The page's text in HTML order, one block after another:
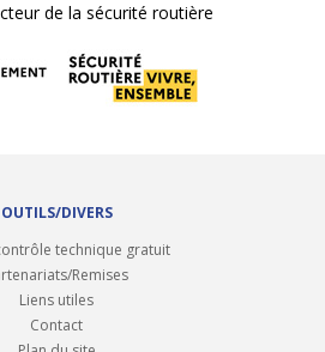
de la sécurité routière
OUTILS/DIVERS
technique gratuit
Remises
Liens utiles
Contact